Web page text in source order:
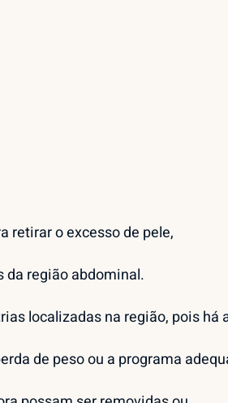
retirar o excesso de pele,
da região abdominal.
localizadas na região, pois há
de peso ou a programa